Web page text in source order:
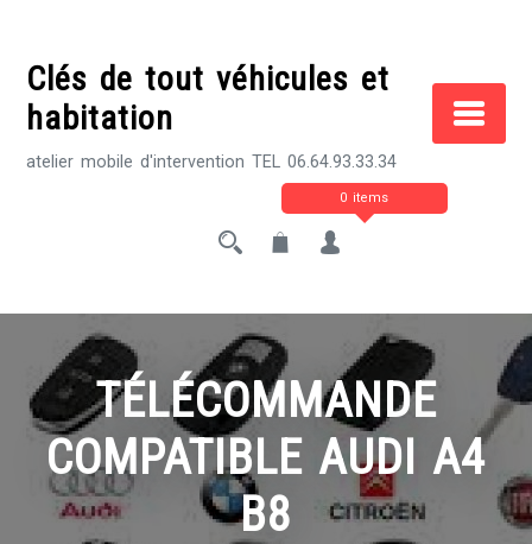
contentClés de tout véhicules et
habitation
atelier mobile d'intervention TEL 06.64.93.33.34
0 items
TÉLÉCOMMANDE
COMPATIBLE AUDI A4
B8